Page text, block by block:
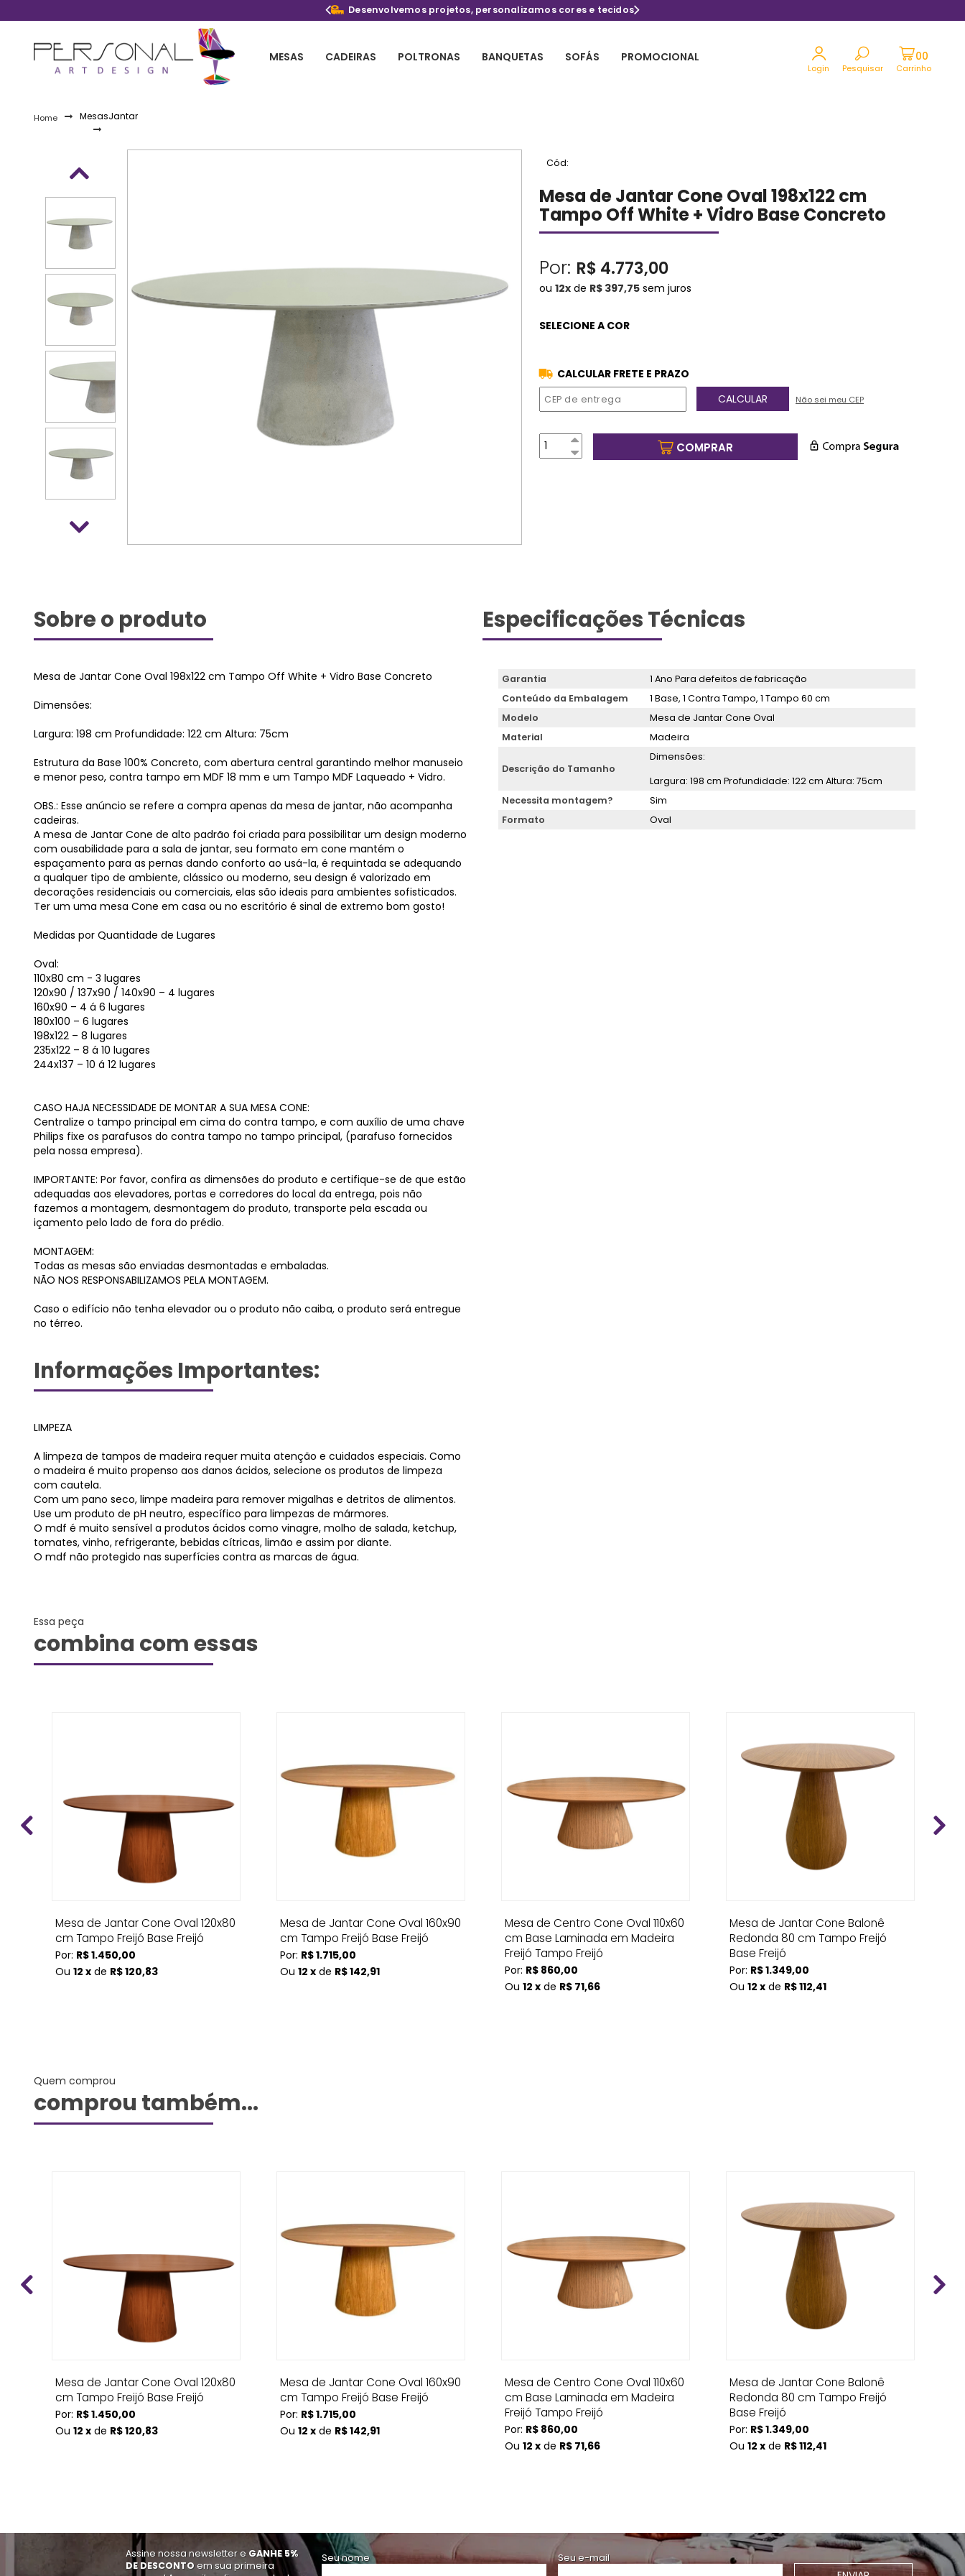
Desenvolvemos projetos, personalizamos cores e tecidos
MESAS CADEIRAS POLTRONAS BANQUETAS SOFÁS PROMOCIONAL
Login Pesquisar Carrinho
Home MesasJantar
Cód:
Mesa de Jantar Cone Oval 198x122 cm
Tampo Off White + Vidro Base Concreto
Por: R$ 4.773,00
ou 12x de R$ 397,75 sem juros
CALCULAR FRETE E PRAZO
Não sei meu CEP
COMPRAR
Sobre o produto
Mesa de Jantar Cone Oval 198x122 cm Tampo Off White + Vidro Base Concreto
Dimensões:
Largura: 198 cm Profundidade: 122 cm Altura: 75cm
Estrutura da Base 100% Concreto, com abertura central garantindo melhor manuseio
e menor peso, contra tampo em MDF 18 mm e um Tampo MDF Laqueado + Vidro.
OBS.: Esse anúncio se refere a compra apenas da mesa de jantar, não acompanha
cadeiras.
A mesa de Jantar Cone de alto padrão foi criada para possibilitar um design moderno
com ousabilidade para a sala de jantar, seu formato em cone mantém o
espaçamento para as pernas dando conforto ao usá-la, é requintada se adequando
a qualquer tipo de ambiente, clássico ou moderno, seu design é valorizado em
decorações residenciais ou comerciais, elas são ideais para ambientes sofisticados.
Ter um uma mesa Cone em casa ou no escritório é sinal de extremo bom gosto!
Medidas por Quantidade de Lugares
Oval:
110x80 cm - 3 lugares
120x90 / 137x90 / 140x90 – 4 lugares
160x90 – 4 á 6 lugares
180x100 – 6 lugares
198x122 – 8 lugares
235x122 – 8 á 10 lugares
244x137 – 10 á 12 lugares
CASO HAJA NECESSIDADE DE MONTAR A SUA MESA CONE:
Centralize o tampo principal em cima do contra tampo, e com auxílio de uma chave
Philips fixe os parafusos do contra tampo no tampo principal, (parafuso fornecidos
pela nossa empresa).
IMPORTANTE: Por favor, confira as dimensões do produto e certifique-se de que estão
adequadas aos elevadores, portas e corredores do local da entrega, pois não
fazemos a montagem, desmontagem do produto, transporte pela escada ou
içamento pelo lado de fora do prédio.
MONTAGEM:
Todas as mesas são enviadas desmontadas e embaladas.
NÃO NOS RESPONSABILIZAMOS PELA MONTAGEM.
Caso o edifício não tenha elevador ou o produto não caiba, o produto será entregue
no térreo.
Informações Importantes:
LIMPEZA
A limpeza de tampos de madeira requer muita atenção e cuidados especiais. Como
o madeira é muito propenso aos danos ácidos, selecione os produtos de limpeza
com cautela.
Com um pano seco, limpe madeira para remover migalhas e detritos de alimentos.
Use um produto de pH neutro, específico para limpezas de mármores.
O mdf é muito sensível a produtos ácidos como vinagre, molho de salada, ketchup,
tomates, vinho, refrigerante, bebidas cítricas, limão e assim por diante.
O mdf não protegido nas superfícies contra as marcas de água.
Especificações Técnicas
Garantia
1 Ano Para defeitos de fabricação
Conteúdo da Embalagem
1 Base, 1 Contra Tampo, 1 Tampo 60 cm
Modelo
Mesa de Jantar Cone Oval
Material
Madeira
Descrição do Tamanho
Dimensões:
Largura: 198 cm Profundidade: 122 cm Altura: 75cm
Necessita montagem?
Sim
Formato
Oval
Essa peça
combina com essas
Mesa de Jantar Cone Oval 120x80
cm Tampo Freijó Base Freijó
Por: R$ 1.450,00
Ou 12 x de R$ 120,83
Mesa de Jantar Cone Oval 160x90
cm Tampo Freijó Base Freijó
Por: R$ 1.715,00
Ou 12 x de R$ 142,91
Mesa de Centro Cone Oval 110x60
cm Base Laminada em Madeira
Freijó Tampo Freijó
Por: R$ 860,00
Ou 12 x de R$ 71,66
Mesa de Jantar Cone Balonê
Redonda 80 cm Tampo Freijó
Base Freijó
Por: R$ 1.349,00
Ou 12 x de R$ 112,41
Quem comprou
comprou também...
Mesa de Jantar Cone Oval 120x80
cm Tampo Freijó Base Freijó
Por: R$ 1.450,00
Ou 12 x de R$ 120,83
Mesa de Jantar Cone Oval 160x90
cm Tampo Freijó Base Freijó
Por: R$ 1.715,00
Ou 12 x de R$ 142,91
Mesa de Centro Cone Oval 110x60
cm Base Laminada em Madeira
Freijó Tampo Freijó
Por: R$ 860,00
Ou 12 x de R$ 71,66
Mesa de Jantar Cone Balonê
Redonda 80 cm Tampo Freijó
Base Freijó
Por: R$ 1.349,00
Ou 12 x de R$ 112,41
Assine nossa newsletter e GANHE 5%
DE DESCONTOem sua primeira
Seu nome Seu e-mail